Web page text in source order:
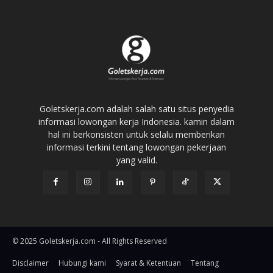
Goletskerja.com adalah salah satu situs penyedia
informasi lowongan kerja Indonesia. kamin dalam
hal ini berkonsisten untuk selalu memberikan
informasi terkini tentang lowongan pekerjaan
yang valid.
© 2025 Goletskerja.com - All Rights Reserved
Disclaimer Hubungi kami Syarat & Ketentuan Tentang